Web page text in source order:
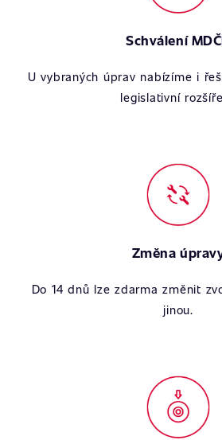
Schválení
U vybraných úprav nabízíme i
legislativní
Změna
Do 14 dnů lze zdarma změnit
jinou.